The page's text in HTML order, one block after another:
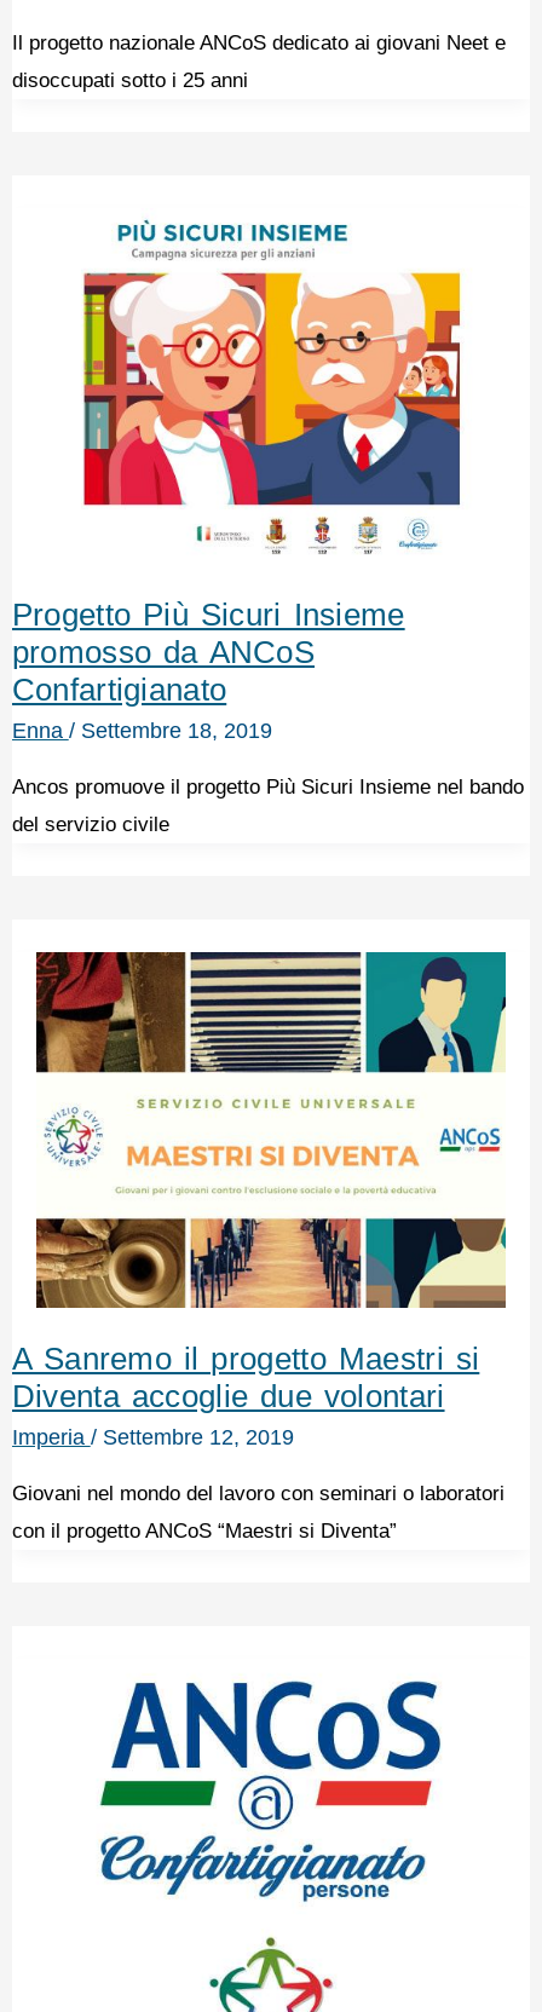
Il progetto nazionale ANCoS dedicato ai giovani Neet e
disoccupati sotto i 25 anni
Progetto Più Sicuri Insieme
promosso da ANCoS
Confartigianato
Enna / Settembre 18, 2019
Ancos promuove il progetto Più Sicuri Insieme nel bando
del servizio civile
A Sanremo il progetto Maestri si
Diventa accoglie due volontari
Imperia / Settembre 12, 2019
Giovani nel mondo del lavoro con seminari o laboratori
con il progetto ANCoS “Maestri si Diventa”